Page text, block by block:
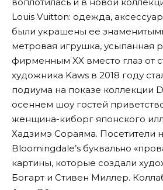
Louis Vuitton: одежда,
были украшены ее
метровая игрушка, усыпанная
фирменным XX вместо глаз от
художника Kaws в 2018 году
подиума на показе коллекции
осеннем шоу гостей
женщина-киборг японского
Хадзимэ Сораяма. Посетители
Bloomingdale’s буквально
картины, которые создали
Богарт и Стивен Миллер.